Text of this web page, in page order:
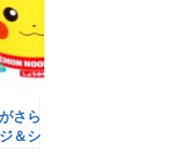
さら
＆シ